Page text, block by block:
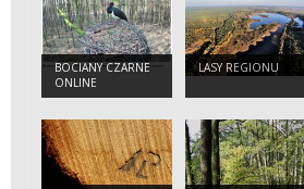
BOCIANY CZARNE
ONLINE
LASY REGIONU